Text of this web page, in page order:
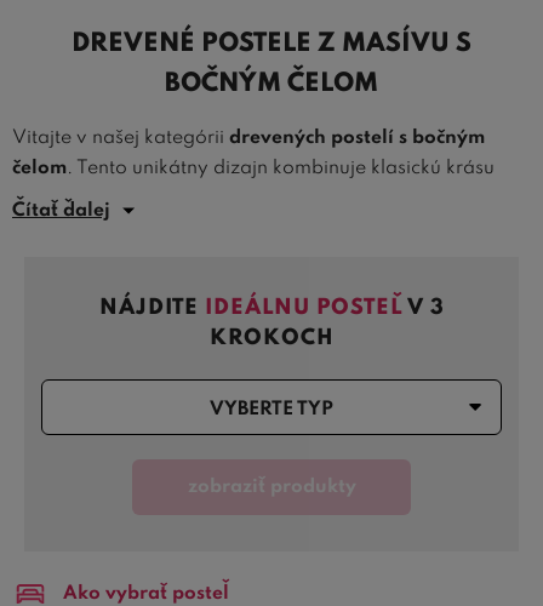
DREVENÉ POSTELE Z MASÍVU S
BOČNÝM ČELOM
Vitajte v našej kategórii drevených postelí s bočným
čelom. Tento unikátny dizajn kombinuje klasickú krásu
dreva s praktičnosťou bočného čela, ktoré poskytuje
dispozícii v rôznych štýloch a dreveninách, čo vám
umožní vybrať si ten pravý kus nábytku, ktorý sa
dokonale hodí do vašej miestnosti alebo spálne. Či už
preferujete tradičné drevené prevedenie alebo hľadáte
niečo s moderným nádychom, iste nájdete v našej kolekcii
to pravé pre vás.
drevené postele s bočným čelom
prineste do svojej spálne kus prírody, ktorý pridá teplý a
ako môže taká posteľ obohatiť váš interiér a zároveň
Čítať ďalej
NÁJDITE IDEÁLNU POSTEĽV 3
KROKOCH
VYBERTE TYP
zobraziť produkty
Ako vybrať posteľ